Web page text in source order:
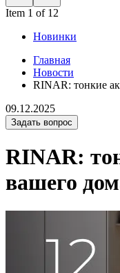
Item 1 of 12
Новинки
Главная
Новости
RINAR: тонкие
09.12.2025
Задать вопрос
RINAR:
вашего